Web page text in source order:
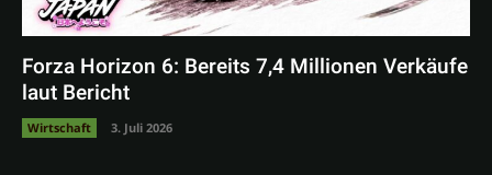
Forza Horizon 6: Bereits 7,4 Millionen Verkäufe
laut Bericht
Wirtschaft 3. Juli 2026